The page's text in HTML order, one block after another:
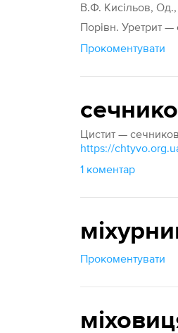
В.Ф. Кисільов, Од.,
Порівн. Уретрит —
Прокоментувати
Цистит —
1 коментар
Прокоментувати